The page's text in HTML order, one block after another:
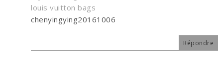
louis vuitton bags
chenyingying20161006
Répondre